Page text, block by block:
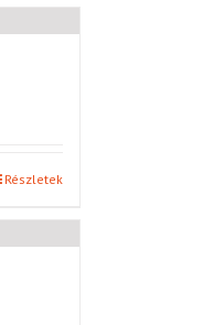
Részletek